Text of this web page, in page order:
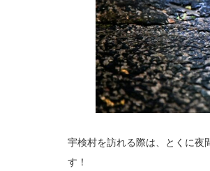
宇検村を訪れる際は、とくに夜
す！